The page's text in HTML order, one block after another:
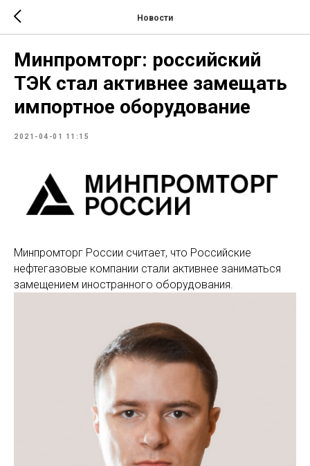
Новости
Минпромторг: российский
ТЭК стал активнее замещать
импортное оборудование
2021-04-01 11:15
Минпромторг России считает, что Российские
нефтегазовые компании стали активнее заниматься
замещением иностранного оборудования.